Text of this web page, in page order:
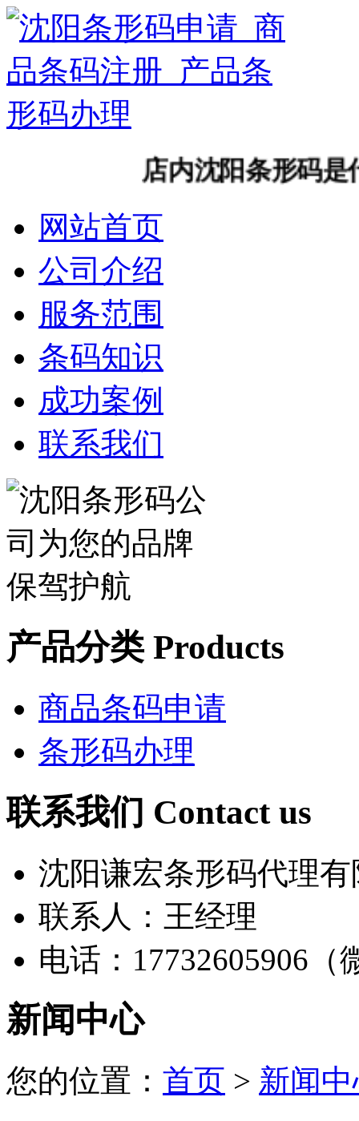
店内沈阳条形码是什么？
网站首页
公司介绍
服务范围
条码知识
成功案例
联系我们
产品分类 Products
商品条码申请
条形码办理
联系我们 Contact us
沈阳谦宏条形码代理
联系人：王经理
电话：17732605906（
新闻中心
您的位置： 首页 > 新闻